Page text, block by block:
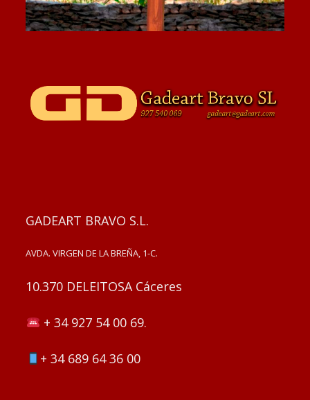
GADEART BRAVO S.L.
AVDA. VIRGEN DE LA BREÑA, 1-C.
10.370 DELEITOSA Cáceres
+ 34 927 54 00 69.
+ 34 689 64 36 00